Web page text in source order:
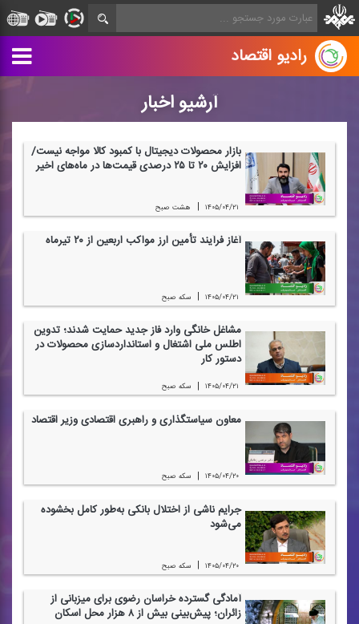
رادیو اقتصاد
آرشیو اخبار
بازار محصولات دیجیتال با كمبود كالا مواجه نیست/
افزایش ۲۰ تا ۲۵ درصدی قیمت‌ها در ماه‌های اخیر
۱۴۰۵/۰۴/۲۱ | هشت صبح
آغاز فرآیند تأمین ارز مواكب اربعین از ۲۰ تیرماه
۱۴۰۵/۰۴/۲۱ | سكه صبح
مشاغل خانگی وارد فاز جدید حمایت شدند؛ تدوین
اطلس ملی اشتغال و استانداردسازی محصولات در
دستور كار
۱۴۰۵/۰۴/۲۱ | سكه صبح
معاون سیاستگذاری و راهبری اقتصادی وزیر اقتصاد
۱۴۰۵/۰۴/۲۰ | سكه صبح
جرایم ناشی از اختلال بانكی به‌طور كامل بخشوده
می‌شود
۱۴۰۵/۰۴/۲۰ | سكه صبح
آمادگی گسترده خراسان رضوی برای میزبانی از
زائران؛ پیش‌بینی بیش از ۸ هزار محل اسكان